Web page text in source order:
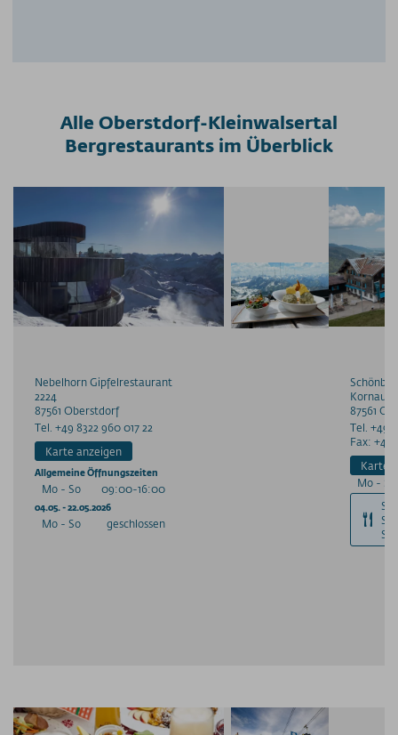
Alle Oberstdorf-Kleinwalsertal
Bergrestaurants im Überblick
Nebelhorn Gipfelrestaurant
2224
87561 Oberstdorf
Tel. +49 8322 960 017 22
Karte anzeigen
Allgemeine Öffnungszeiten
Mo - So 09:00-16:00
04.05. - 22.05.2026
Mo - So geschlossen
Kornau-
87561
Tel. +49
Fax: +49
Karte
Mo -